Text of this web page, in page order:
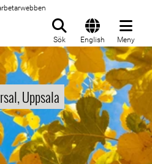
Sök English Meny
Uppsala